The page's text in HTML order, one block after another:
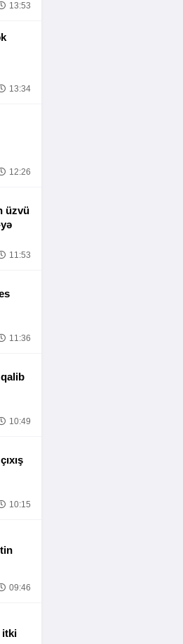
13:53
13:34
12:26
üzvü
11:53
11:36
10:49
10:15
09:46
itki